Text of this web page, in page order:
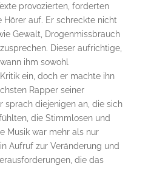
provozierten, forderten
Hörer auf. Er schreckte nicht
Gewalt, Drogenmissbrauch
Dieser aufrichtige,
ihm sowohl
ein, doch er machte ihn
Rapper seiner
sprach diejenigen an, die sich
die Stimmlosen und
Musik war mehr als nur
Aufruf zur Veränderung und
die das